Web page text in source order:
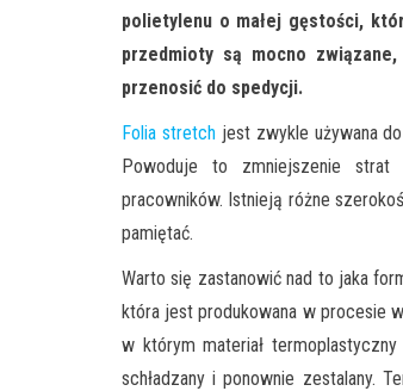
polietylenu o małej gęstości,
przedmioty są mocno
przenosić do spedycji.
Folia stretchjest zwykle używana
Powoduje to zmniejszenie strat
pracowników. Istnieją różne
pamiętać.
Warto się zastanowić nad to jaka
która jest produkowana w procesie
w którym materiał
schładzany i ponownie zestalany.